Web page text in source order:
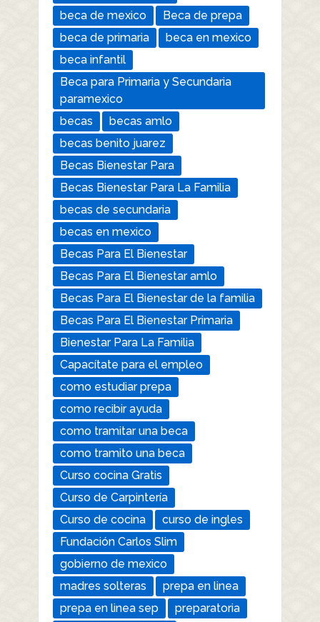
beca de mexico
Beca de prepa
beca de primaria
beca en mexico
beca infantil
Beca para Primaria y Secundaria
paramexico
becas
becas amlo
becas benito juarez
Becas Bienestar Para
Becas Bienestar Para La Familia
becas de secundaria
becas en mexico
Becas Para El Bienestar
Becas Para El Bienestar amlo
Becas Para El Bienestar de la familia
Becas Para El Bienestar Primaria
Bienestar Para La Familia
Capacítate para el empleo
como estudiar prepa
como recibir ayuda
como tramitar una beca
como tramito una beca
Curso cocina Gratis
Curso de Carpintería
Curso de cocina
curso de ingles
Fundación Carlos Slim
gobierno de mexico
madres solteras
prepa en linea
prepa en linea sep
preparatoria